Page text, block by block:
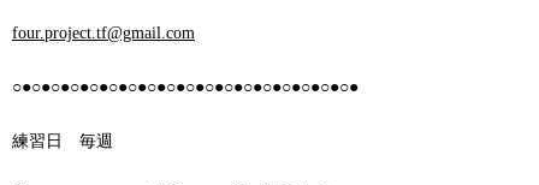
four.project.tf@gmail.com
○●○●○●○●○●○●○●○●○●○●○●○●○●○●○●○●○●○●
練習日 毎週